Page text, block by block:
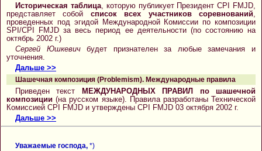
Историческая таблица, которую публикует Президент CPI FMJD,
представляет собой список всех участников соревнований
проведенных под эгидой Международной Комиссии по композиции
SPI/CPI FMJD за весь период ее деятельности (по состоянию на
октябрь 2002 г.)
Сергей Юшкевичбудет признателен за любые замечания и
уточнения.
Дальше >>
Шашечная композиция (Problemism). Международные правила
Приведен текст МЕЖДУНАРОДНЫХ ПРАВИЛ по шашечной
композиции (на русском языке). Правила разработаны Технической
Комиссией CPI FMJD и утверждены CPI FMJD 03 октября 2002 г.
Дальше >>
Уважаемые господа, *)